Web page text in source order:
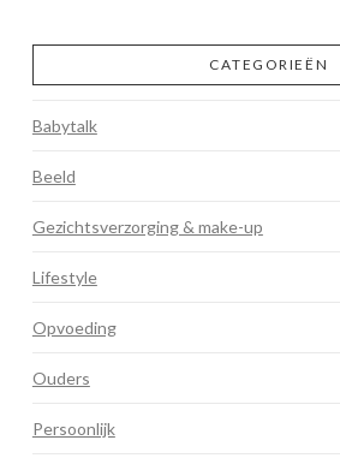
CATEGORIEËN
Babytalk
Beeld
Gezichtsverzorging & make-up
Lifestyle
Opvoeding
Ouders
Persoonlijk